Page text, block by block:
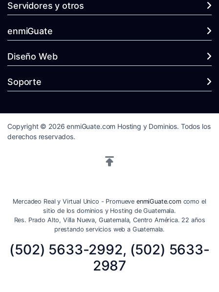
Servidores y otros
enmiGuate
Diseño Web
Soporte
Copyright © 2026 enmiGuate.com Hosting y Dominios. Todos los
derechos reservados.
Mercadeo Real y Virtual Unico - Promueve enmiGuate.comcomo el
sitio de los dominios y Hosting de Guatemala.
Res. Prado Alto, Villa Nueva, Guatemala, Centro América. 22 años
prestando servicios web a Guatemala.
(502) 5633-2992, (502) 5633-
2987